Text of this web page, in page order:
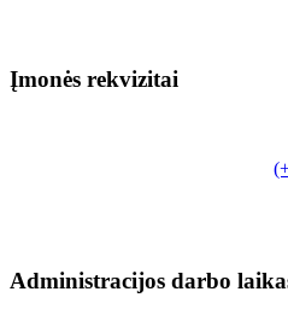
Įmonės rekvizitai
Administracijos darbo